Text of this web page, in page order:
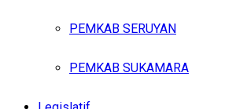
PEMKAB SERUYAN
PEMKAB SUKAMARA